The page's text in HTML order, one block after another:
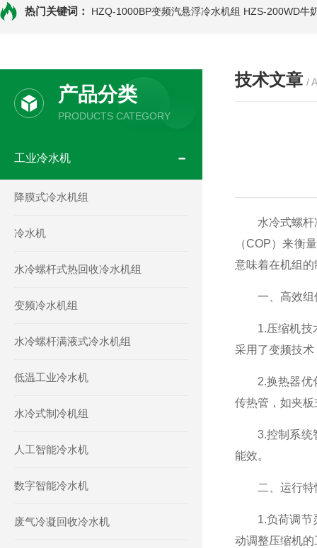
热门关键词： HZQ-1000BP变频汽悬浮冷水机组 HZS-200WD牛
产品分类
PRODUCTS CATEGORY
工业冷水机
降膜式冷水机组
冷水机
水冷螺杆式热回收冷水机组
变频冷水机组
水冷螺杆满液式冷水机组
低温工业冷水机
水冷式制冷机组
人工智能冷水机
数字智能冷水机
废气冷凝回收冷水机
技术文章 /
水冷式螺杆冷
（COP）来衡
意味着在机组
一、高效组
1.压缩机技术
采用了变频技
2.换热器优化
传热管，如夹
3.控制系统智
能效。
二、运行特
1.负荷调节灵
动调整压缩机